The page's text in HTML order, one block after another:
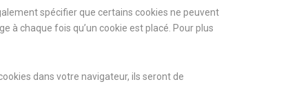
spécifier que certains cookies ne peuvent
à chaque fois qu’un cookie est placé. Pour plus
dans votre navigateur, ils seront de